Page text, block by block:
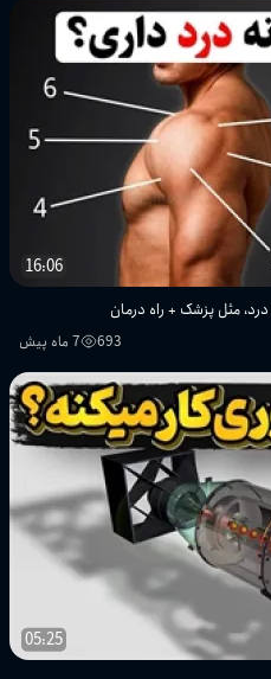
16:06
مثل پزشک + راه درمان
693 7 ماه پیش
05:25